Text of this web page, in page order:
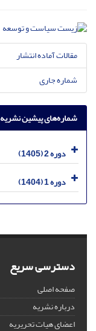
مقالات آماده انتشار
شماره جاری
شماره‌های پیشین نشریه
دوره 2 (1405)
دوره 1 (1404)
دسترسی سریع
صفحه اصلی
درباره نشریه
اعضای هیات تحریریه